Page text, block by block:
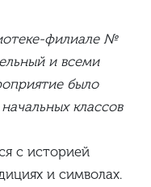
филиале №
и всеми
было
классов
с историей
и символах.